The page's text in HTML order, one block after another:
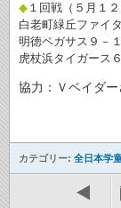
◆ １回戦（５月１２
白老町緑丘ファイ
明徳ペガサス９－
虎杖浜タイガース
協力：Ｖベイダー
カテゴリー: 全日本学